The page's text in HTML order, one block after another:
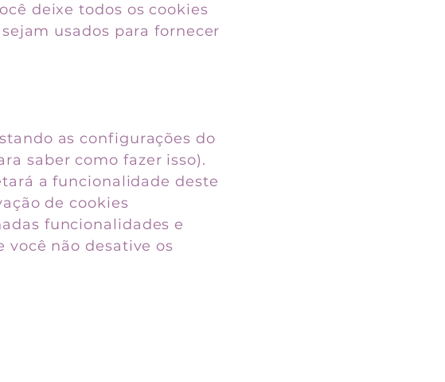
deixe todos os cookies
usados ​​para fornecer
as configurações do
saber como fazer isso).
a funcionalidade deste
de cookies
funcionalidades e
você não desative os